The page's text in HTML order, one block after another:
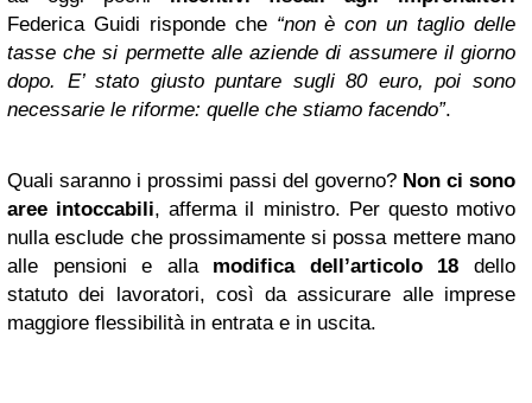
Federica Guidi risponde che “non è con un taglio delle
tasse che si permette alle aziende di assumere il giorno
dopo. E’ stato giusto puntare sugli 80 euro, poi sono
necessarie le riforme: quelle che stiamo facendo”.
Quali saranno i prossimi passi del governo? Non ci sono
aree intoccabili, afferma il ministro. Per questo motivo
nulla esclude che prossimamente si possa mettere mano
alle pensioni e alla modifica dell’articolo 18 dello
statuto dei lavoratori, così da assicurare alle imprese
maggiore flessibilità in entrata e in uscita.